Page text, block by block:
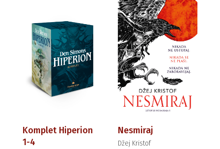
Komplet Hiperion
1-4
Nesmiraj
Džej Kristof